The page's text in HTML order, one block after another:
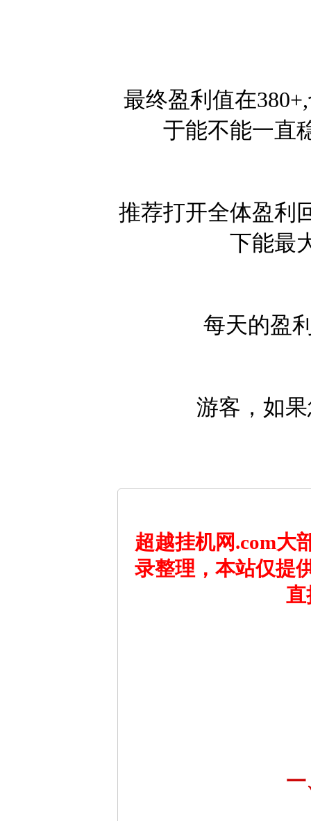
最终盈利值在
于能不能一直
推荐打开全体盈利
下能最
每天的盈
游客，如
超越挂机网.com大
录整理，本站仅提
直
一